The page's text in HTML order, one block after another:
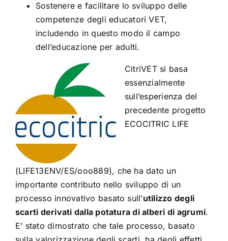
Sostenere e facilitare lo sviluppo delle
competenze degli educatori VET,
includendo in questo modo il campo
dell’educazione per adulti.
CitriVET si basa
essenzialmente
sull’esperienza del
precedente progetto
ECOCITRIC LIFE
(LIFE13ENV/ES/ooo889), che ha dato un
importante contributo nello sviluppo di un
processo innovativo basato sull’utilizzo degli
scarti derivati dalla potatura di alberi di agrumi.
E’ stato dimostrato che tale processo, basato